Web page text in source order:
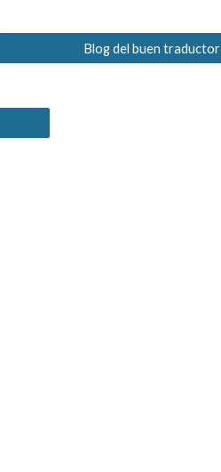
Blog del buen traductor